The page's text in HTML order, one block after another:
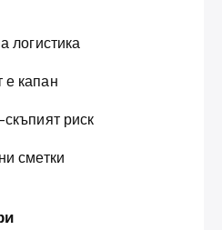
логистика
капан
риск
сметки